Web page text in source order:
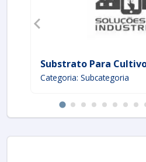
Substrato Para
Categoria: Subcategoria